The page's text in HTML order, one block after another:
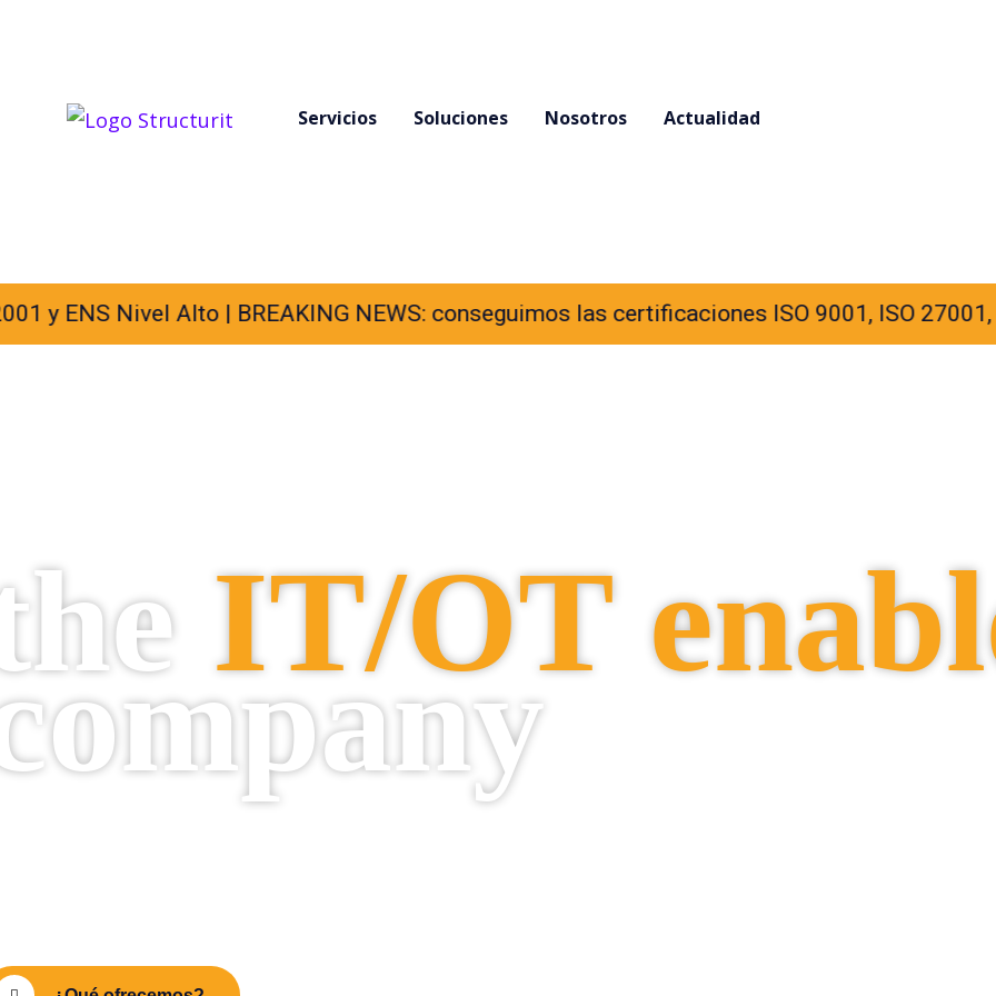
Servicios Soluciones Nosotros Actualidad
Nivel Alto |BREAKING NEWS: conseguimos las certificaciones ISO 9001, ISO 27001, ISO
IT/OT